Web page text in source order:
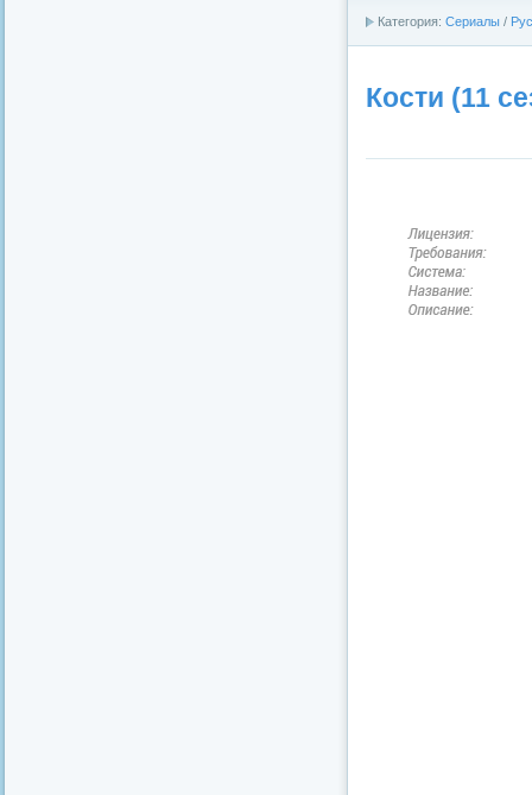
Категория: Сериалы /
Кости (11